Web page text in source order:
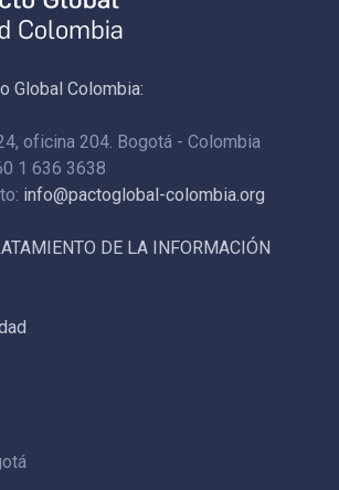
Global Colombia:
oficina 204. Bogotá - Colombia
1 636 3638
info@pactoglobal-colombia.org
DE LA INFORMACIÓN